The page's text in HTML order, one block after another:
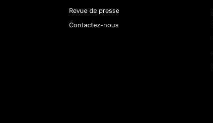
Revue de presse
Contactez-nous